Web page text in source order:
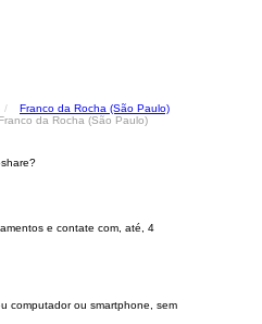
Franco da Rocha (São Paulo)
da Rocha (São Paulo)
e contate com, até, 4
computador ou smartphone, sem